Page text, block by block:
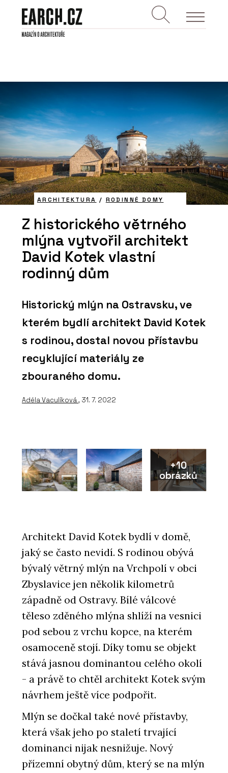
ARCHITEKTURA / RODINNÉ DOMY
Z historického větrného
mlýna vytvořil architekt
David Kotek vlastní
rodinný dům
Historický mlýn na Ostravsku, ve
kterém bydlí architekt David Kotek
s rodinou, dostal novou přístavbu
recyklující materiály ze
zbouraného domu.
Adéla Vaculíková, 31. 7. 2022
+10
obrázků
Architekt David Kotek bydlí v domě,
jaký se často nevidí. S rodinou obývá
bývalý větrný mlýn na Vrchpolí v obci
Zbyslavice jen několik kilometrů
západně od Ostravy. Bílé válcové
těleso zděného mlýna shlíží na vesnici
pod sebou z vrchu kopce, na kterém
osamoceně stojí. Díky tomu se objekt
stává jasnou dominantou celého okolí
- a právě to chtěl architekt Kotek svým
návrhem ještě více podpořit.
Mlýn se dočkal také nové přístavby,
která však jeho po staletí trvající
dominanci nijak nesnižuje. Nový
přízemní obytný dům, který se na mlýn